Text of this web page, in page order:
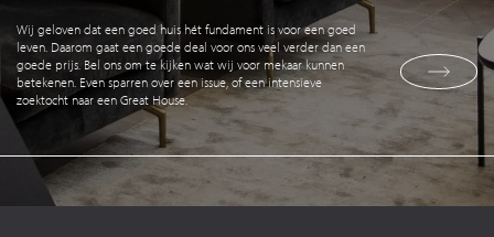
Wij geloven dat een goed huis hét fundament is voor een goed
leven. Daarom gaat een goede deal voor ons veel verder dan een
goede prijs. Bel ons om te kijken wat wij voor mekaar kunnen
betekenen. Even sparren over een issue, of een intensieve
zoektocht naar een Great House.